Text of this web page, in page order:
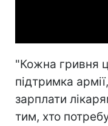
"Кожна гривня
підтримка
зарплати
тим, хто